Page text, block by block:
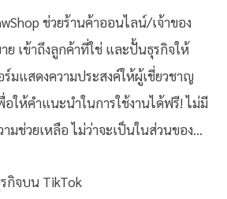
ช่วยร้านค้าออนไลน์/เจ้าของ
ย เข้าถึงลูกค้าที่ใช่ และปั้นธุรกิจให้
มแสดงความประสงค์ให้ผู้เชี่ยวชาญ
ให้คำแนะนำในการใช้งานได้ฟรี! ไม่มี
มช่วยเหลือ ไม่ว่าจะเป็นในส่วนของ…
กิจบน TikTok